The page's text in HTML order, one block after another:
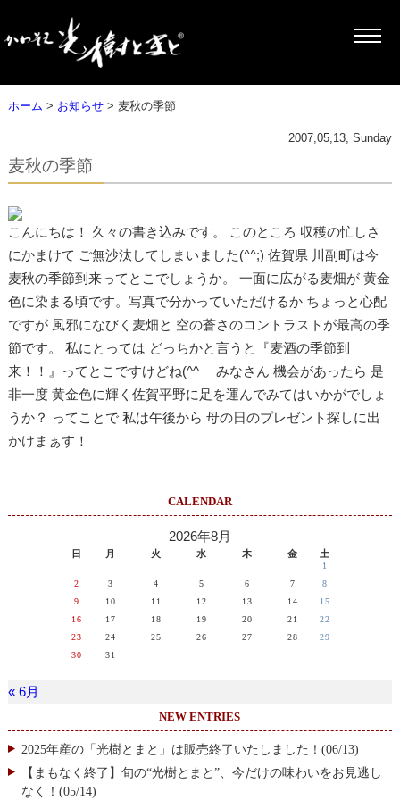
ホーム > お知らせ> 麦秋の季節
2007,05,13, Sunday
麦秋の季節
こんにちは！ 久々の書き込みです。 このところ 収穫の忙しさ
にかまけて ご無沙汰してしまいました(^^;) 佐賀県 川副町は今
麦秋の季節到来ってとこでしょうか。 一面に広がる麦畑が 黄金
色に染まる頃です。写真で分かっていただけるか ちょっと心配
ですが 風邪になびく麦畑と 空の蒼さのコントラストが最高の季
節です。 私にとっては どっちかと言うと『麦酒の季節到
来！！』ってとこですけどね(^^ゞ みなさん 機会があったら 是
非一度 黄金色に輝く佐賀平野に足を運んでみてはいかがでしょ
うか？ ってことで 私は午後から 母の日のプレゼント探しに出
かけまぁす！
CALENDAR
2026年8月
日 月 火 水 木 金 土
1
2
3 4 5 6 7
8
9
10 11 12 13 14
15
16
17 18 19 20 21
22
23
24 25 26 27 28
29
30
31
« 6月
NEW ENTRIES
2025年産の「光樹とまと」は販売終了いたしました！(06/13)
【まもなく終了】旬の“光樹とまと”、今だけの味わいをお見逃し
なく！(05/14)